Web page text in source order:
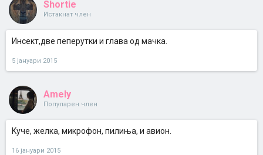
Shortie
Истакнат член
Инсект,две пеперутки и глава од мачка.
5 јануари 2015
Amely
Популарен член
Kyче, желка, микрофон, пилиња, и авион.
16 јануари 2015